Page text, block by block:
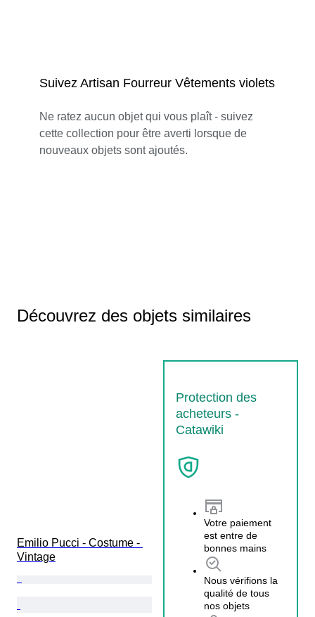
Suivez Artisan Fourreur Vêtements violets
Ne ratez aucun objet qui vous plaît - suivez
cette collection pour être averti lorsque de
nouveaux objets sont ajoutés.
Découvrez des objets similaires
Protection des
acheteurs -
Catawiki
Votre paiement
est entre de
bonnes mains
Nous vérifions la
qualité de tous
nos objets
Emilio Pucci - Costume -
Vintage